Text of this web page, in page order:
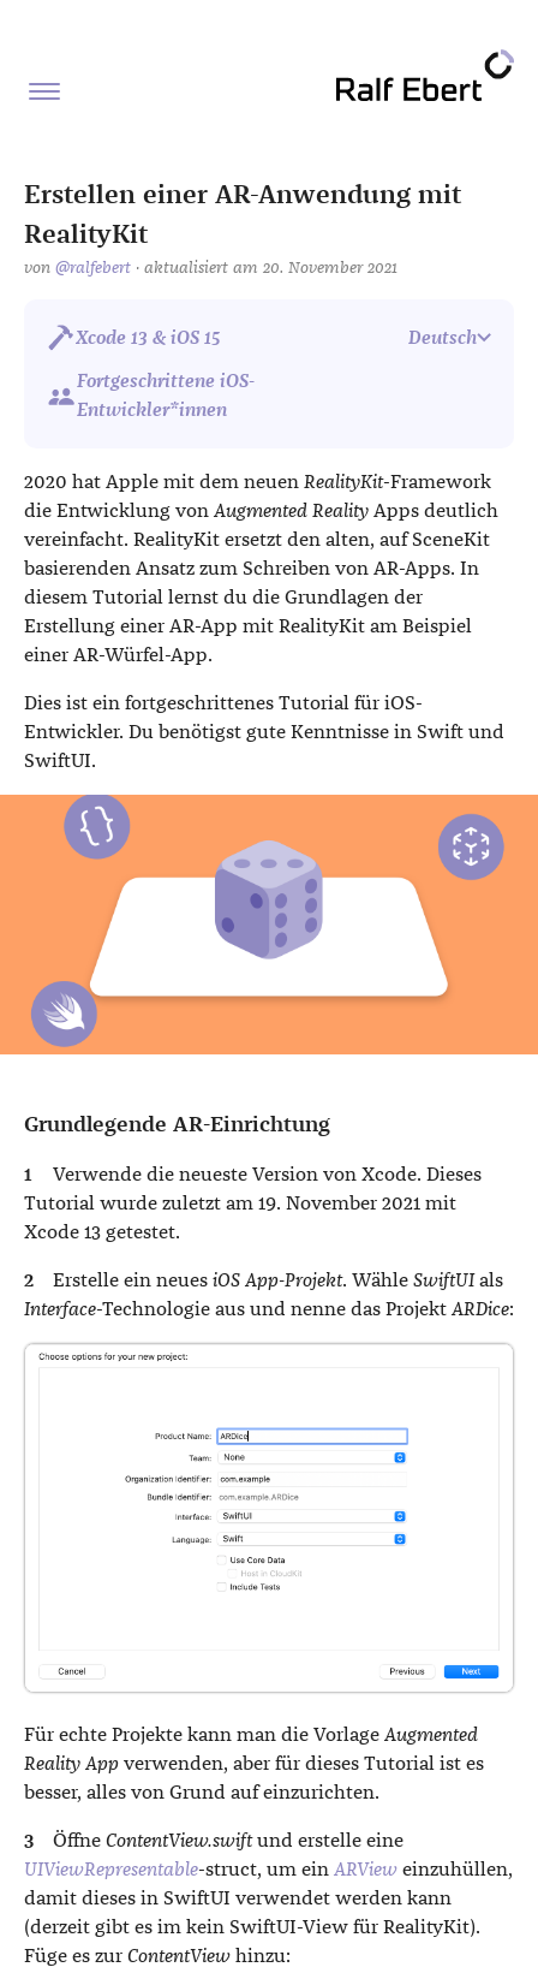
Erstellen einer AR-Anwendung mit
RealityKit
von @ralfebert · aktualisiert am 20. November 2021
Xcode 13 & iOS 15
Fortgeschrittene iOS-
Entwickler*innen
Deutsch
2020 hat Apple mit dem neuen RealityKit-Framework
die Entwicklung von Augmented Reality Apps deutlich
vereinfacht. RealityKit ersetzt den alten, auf SceneKit
basierenden Ansatz zum Schreiben von AR-Apps. In
diesem Tutorial lernst du die Grundlagen der
Erstellung einer AR-App mit RealityKit am Beispiel
einer AR-Würfel-App.
Dies ist ein fortgeschrittenes Tutorial für iOS-
Entwickler. Du benötigst gute Kenntnisse in Swift und
SwiftUI.
Grundlegende AR-Einrichtung
Verwende die neueste Version von Xcode. Dieses
Tutorial wurde zuletzt am 19. November 2021 mit
Xcode 13 getestet.
Erstelle ein neues iOS App-Projekt. Wähle SwiftUIals
Interface-Technologie aus und nenne das Projekt ARDice:
Für echte Projekte kann man die Vorlage Augmented
Reality App verwenden, aber für dieses Tutorial ist es
besser, alles von Grund auf einzurichten.
Öffne ContentView.swiftund erstelle eine
UIViewRepresentable-struct, um ein ARView einzuhüllen,
damit dieses in SwiftUI verwendet werden kann
(derzeit gibt es im kein SwiftUI-View für RealityKit).
Füge es zur ContentView hinzu: